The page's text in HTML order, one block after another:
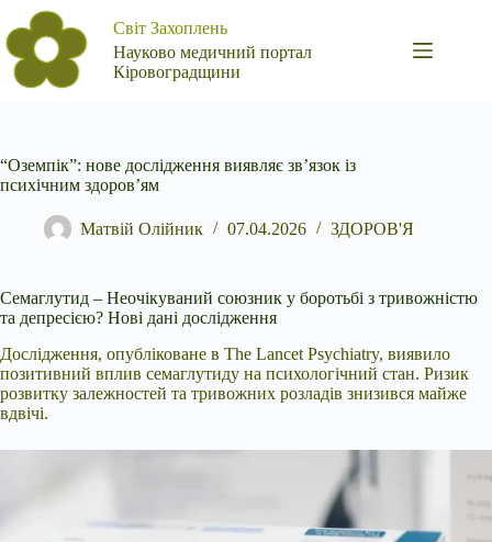
Перейти
до
вмісту
Світ Захоплень
Науково медичний портал
Кіровоградщини
“Оземпік”: нове дослідження виявляє зв’язок із
психічним здоров’ям
Матвій Олійник 07.04.2026 ЗДОРОВ'Я
Семаглутид – Неочікуваний союзник у боротьбі з тривожністю
та депресією? Нові дані дослідження
Дослідження, опубліковане в The Lancet Psychiatry, виявило
позитивний вплив семаглутиду на психологічний стан. Ризик
розвитку залежностей та тривожних розладів знизився майже
вдвічі.